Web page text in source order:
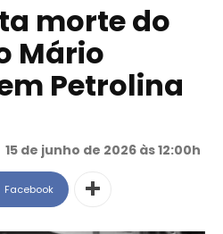
morte do
Mário
Petrolina
15 de junho de 2026 às 12:00h
Facebook